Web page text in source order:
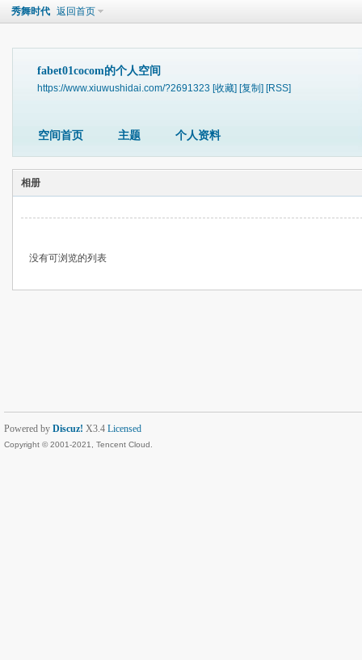
秀舞时代 返回首页
fabet01cocom的个人空间
https://www.xiuwushidai.com/?2691323 [收藏] [复制] [RSS]
空间首页 主题 个人资料
相册
没有可浏览的列表
Powered by Discuz! X3.4 Licensed
Copyright © 2001-2021, Tencent Cloud.